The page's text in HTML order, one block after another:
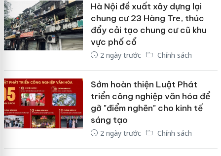
Hà Nội đề xuất xây dựng lại
chung cư 23 Hàng Tre, thúc
đẩy cải tạo chung cư cũ khu
vực phố cổ
2 ngày trước Chính sách
Sớm hoàn thiện Luật Phát
triển công nghiệp văn hóa để
gỡ "điểm nghẽn" cho kinh tế
sáng tạo
2 ngày trước Chính sách